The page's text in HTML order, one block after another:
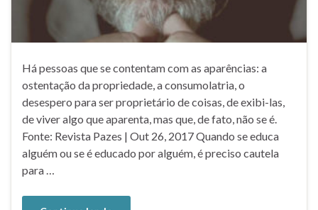
Há pessoas que se contentam com as aparências: a
ostentação da propriedade, a consumolatria, o
desespero para ser proprietário de coisas, de exibi-las,
de viver algo que aparenta, mas que, de fato, não se é.
Fonte: Revista Pazes | Out 26, 2017 Quando se educa
alguém ou se é educado por alguém, é preciso cautela
para …